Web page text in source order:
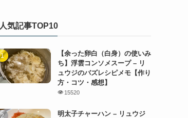
人気記事TOP10
【余った卵白（白身）の使いみ
ち】浮雲コンソメスープ – リ
ュウジのバズレシピメモ【作り
方・コツ・感想】
15520
明太子チャーハン – リュウジ